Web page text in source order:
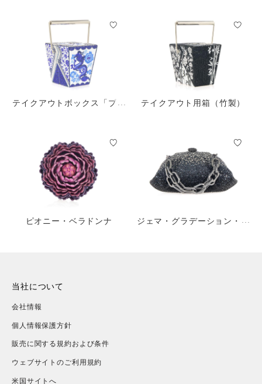
テイクアウトボックス「ブル
テイクアウト用箱（竹製）
ピオニー・ベラドンナ
ジェマ・グラデーション・キ
当社について
会社情報
個人情報保護方針
販売に関する規約および条件
ウェブサイトのご利用規約
米国サイトへ